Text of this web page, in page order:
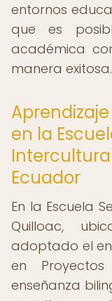
entornos
que es
académica
manera exitosa.
en la
Ecuador
En la Escuela
Quilloac,
adoptado el
en
enseñanza